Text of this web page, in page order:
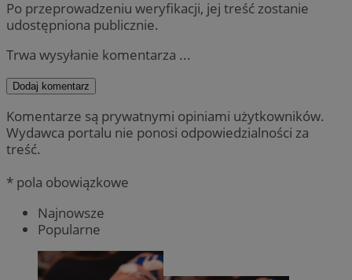
Po przeprowadzeniu weryfikacji, jej treść zostanie
udostępniona publicznie.
Trwa wysyłanie komentarza ...
Dodaj komentarz
Komentarze są prywatnymi opiniami użytkowników.
Wydawca portalu nie ponosi odpowiedzialności za
treść.
* pola obowiązkowe
Najnowsze
Popularne